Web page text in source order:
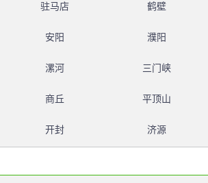
驻马店 鹤壁
安阳 濮阳
漯河 三门峡
商丘 平顶山
开封 济源